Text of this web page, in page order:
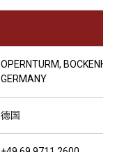
OPERNTURM,
GERMANY
德国